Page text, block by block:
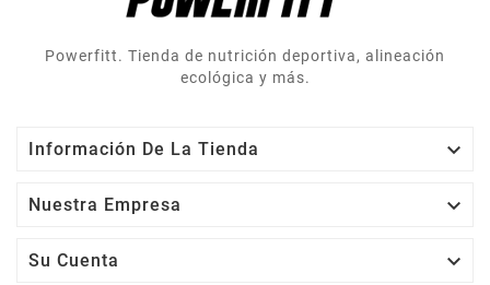
Powerfitt. Tienda de nutrición deportiva, alineación
ecológica y más.
Información De La Tienda 
Nuestra Empresa 
Su Cuenta 